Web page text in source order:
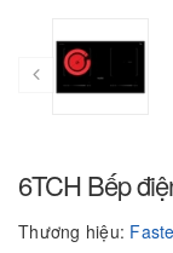
6TCH Bếp
Thương hiệu: